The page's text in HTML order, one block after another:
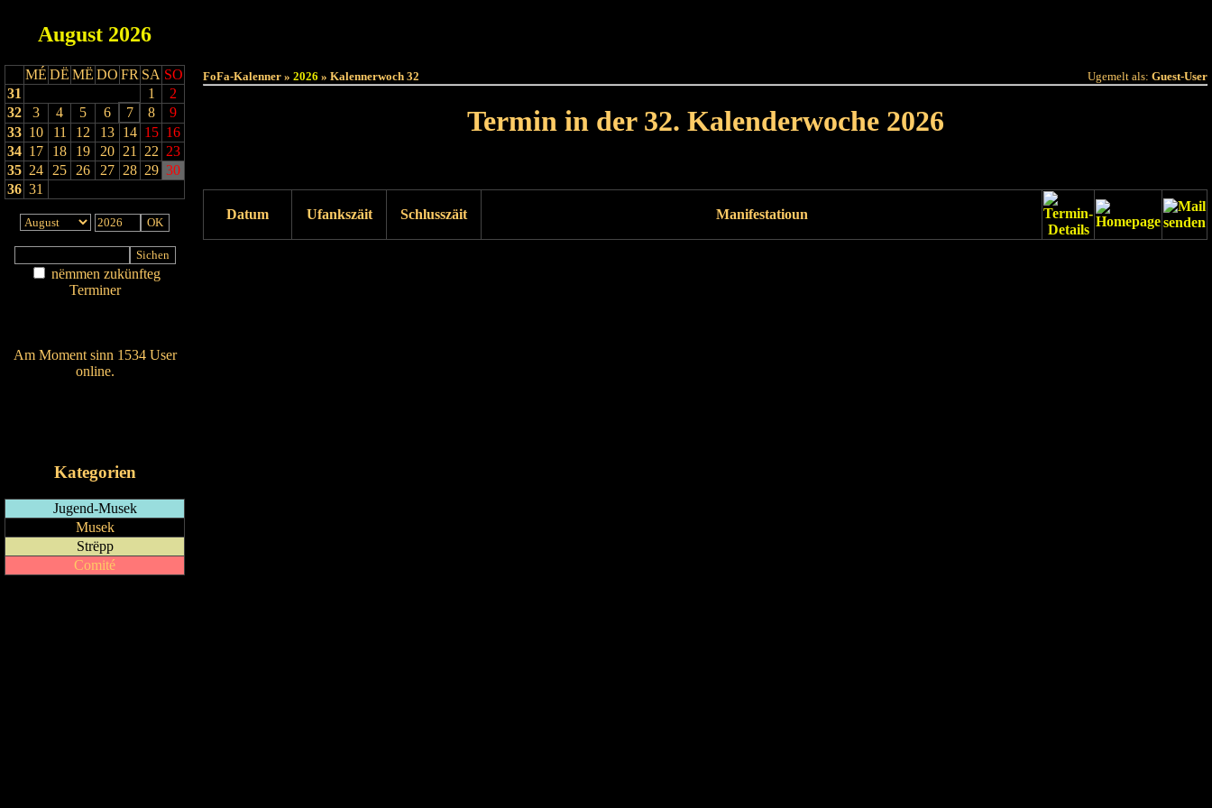
August 2026
MÉ DË MË DO FR SA SO
31
1
2
32
3 4 5 6 7 8
9
33 10 11 12 13 14 15 16
34 17 18 19 20 21 22 23
35 24 25 26 27 28 29 30
36 31
nëmmen zukünfteg
Terminer
Am Moment sinn 1534 User
online.
Kategorien
Jugend-Musek
Musek
Strëpp
Comité
FoFa-Kalenner » 2026 » Kalennerwoch 32 Ugemelt als: Guest-User
Termin in der 32. Kalenderwoche 2026
Datum Ufankszäit Schlusszäit Manifestatioun